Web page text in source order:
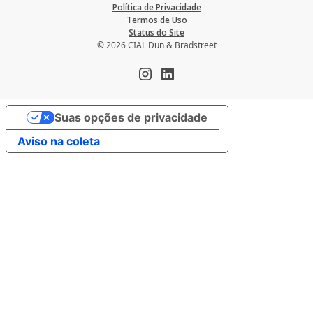
© 2026 CIAL Dun & Bradstreet
Política de Privacidade
Termos de Uso
Status do Site
Aviso na coleta
Suas opções de privacidade